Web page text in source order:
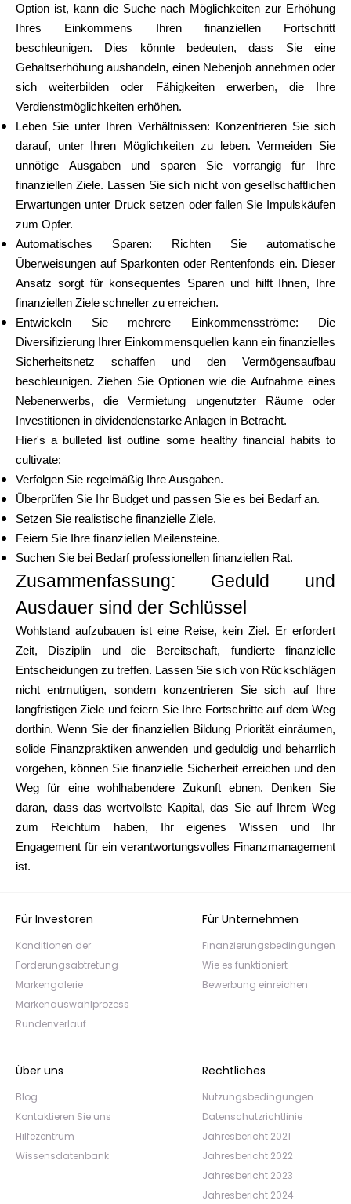
Option ist, kann die Suche nach Möglichkeiten zur Erhöhung
Ihres Einkommens Ihren finanziellen Fortschritt
beschleunigen. Dies könnte bedeuten, dass Sie eine
Gehaltserhöhung aushandeln, einen Nebenjob annehmen oder
sich weiterbilden oder Fähigkeiten erwerben, die Ihre
Verdienstmöglichkeiten erhöhen.
Leben Sie unter Ihren Verhältnissen: Konzentrieren Sie sich
darauf, unter Ihren Möglichkeiten zu leben. Vermeiden Sie
unnötige Ausgaben und sparen Sie vorrangig für Ihre
finanziellen Ziele. Lassen Sie sich nicht von gesellschaftlichen
Erwartungen unter Druck setzen oder fallen Sie Impulskäufen
zum Opfer.
Automatisches Sparen: Richten Sie automatische
Überweisungen auf Sparkonten oder Rentenfonds ein. Dieser
Ansatz sorgt für konsequentes Sparen und hilft Ihnen, Ihre
finanziellen Ziele schneller zu erreichen.
Entwickeln Sie mehrere Einkommensströme: Die
Diversifizierung Ihrer Einkommensquellen kann ein finanzielles
Sicherheitsnetz schaffen und den Vermögensaufbau
beschleunigen. Ziehen Sie Optionen wie die Aufnahme eines
Nebenerwerbs, die Vermietung ungenutzter Räume oder
Investitionen in dividendenstarke Anlagen in Betracht.
Hier's a bulleted list outline some healthy financial habits to
cultivate:
Verfolgen Sie regelmäßig Ihre Ausgaben.
Überprüfen Sie Ihr Budget und passen Sie es bei Bedarf an.
Setzen Sie realistische finanzielle Ziele.
Feiern Sie Ihre finanziellen Meilensteine.
Suchen Sie bei Bedarf professionellen finanziellen Rat.
Zusammenfassung: Geduld und
Ausdauer sind der Schlüssel
Wohlstand aufzubauen ist eine Reise, kein Ziel. Er erfordert
Zeit, Disziplin und die Bereitschaft, fundierte finanzielle
Entscheidungen zu treffen. Lassen Sie sich von Rückschlägen
nicht entmutigen, sondern konzentrieren Sie sich auf Ihre
langfristigen Ziele und feiern Sie Ihre Fortschritte auf dem Weg
dorthin. Wenn Sie der finanziellen Bildung Priorität einräumen,
solide Finanzpraktiken anwenden und geduldig und beharrlich
vorgehen, können Sie finanzielle Sicherheit erreichen und den
Weg für eine wohlhabendere Zukunft ebnen. Denken Sie
daran, dass das wertvollste Kapital, das Sie auf Ihrem Weg
zum Reichtum haben, Ihr eigenes Wissen und Ihr
Engagement für ein verantwortungsvolles Finanzmanagement
ist.
Für Investoren
Konditionen der
Forderungsabtretung
Markengalerie
Markenauswahlprozess
Rundenverlauf
Für Unternehmen
Finanzierungsbedingungen
Wie es funktioniert
Bewerbung einreichen
Über uns
Blog
Kontaktieren Sie uns
Hilfezentrum
Wissensdatenbank
Rechtliches
Nutzungsbedingungen
Datenschutzrichtlinie
Jahresbericht 2021
Jahresbericht 2022
Jahresbericht 2023
Jahresbericht 2024